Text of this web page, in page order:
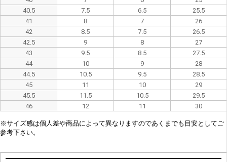
40.5
7.5 6.5
25.5
41
8 7
26
42
8.5 7.5
26.5
42.5
9 8
27
43
9.5 8.5
27.5
44
10 9
28
44.5
10.5 9.5
28.5
45
11 10
29
45.5
11.5 10.5
29.5
46
12 11 30
※サイズ感は個人差や商品によって異なり ますのであくまでも目安としてご
参考下さい。